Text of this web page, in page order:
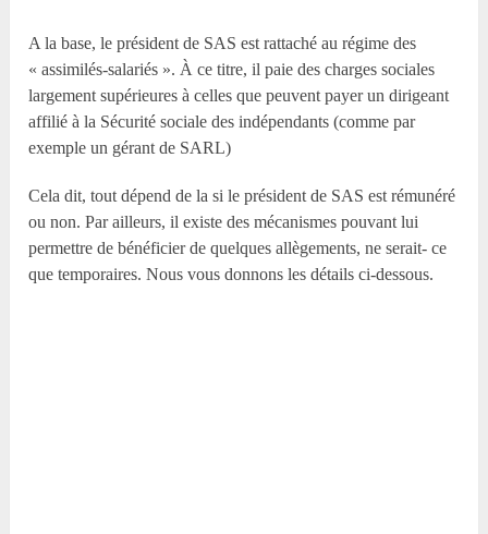
A la base, le président de SAS est rattaché au régime des
« assimilés-salariés ». À ce titre, il paie des charges sociales
largement supérieures à celles que peuvent payer un dirigeant
affilié à la Sécurité sociale des indépendants (comme par
exemple un gérant de SARL)
Cela dit, tout dépend de la si le président de SAS est rémunéré
ou non. Par ailleurs, il existe des mécanismes pouvant lui
permettre de bénéficier de quelques allègements, ne serait- ce
que temporaires. Nous vous donnons les détails ci-dessous.